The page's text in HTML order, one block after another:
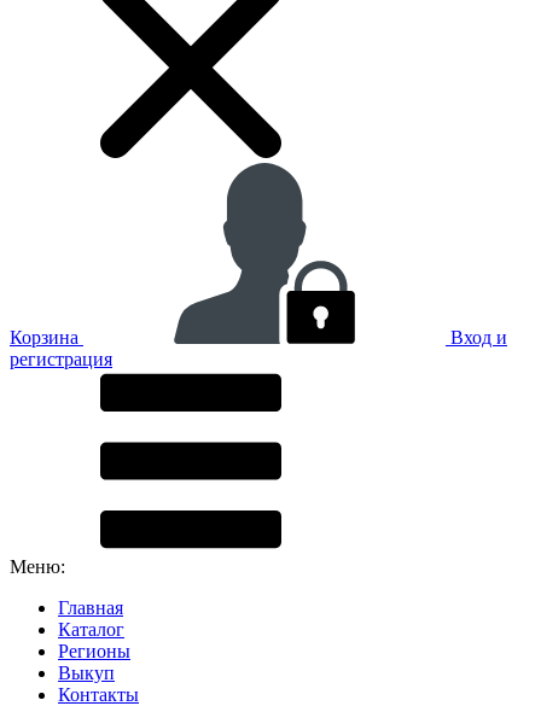
Корзина
Вход и
регистрация
Меню:
Главная
Каталог
Регионы
Выкуп
Контакты